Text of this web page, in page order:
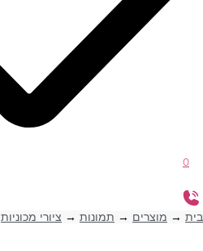
0
בית → מוצרים → תמונות → ציורי מכוניות